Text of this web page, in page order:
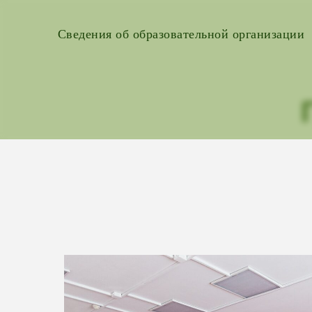
Сведения об образовательной организации